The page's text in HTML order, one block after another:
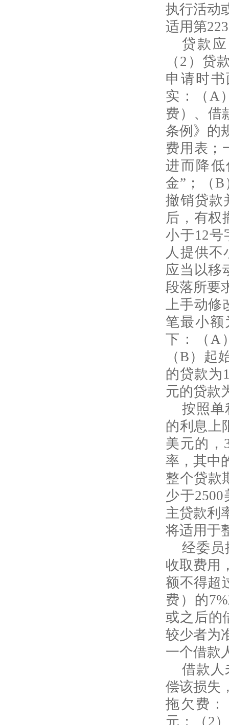
执行活动
适用第
贷款
（ 2 ）贷
申请时
实：（ A
费）、借
条例》的
费用表；
进而降
金”；（B
撤销贷款
后，有权
小于12号
人提供不
应当以移
段落所要
上手动
笔最小额
下：（ A
（B ）起
的贷款为
元的贷款
按照单
的利息上
美元的，
率，其中
整个贷款
少于2500
主贷款利
将适用于
经委员
收取费用
额不得超
费）的7%
或之后的
较少者为
一个借款
借款人
偿该损失
拖欠费：
元；（ 2